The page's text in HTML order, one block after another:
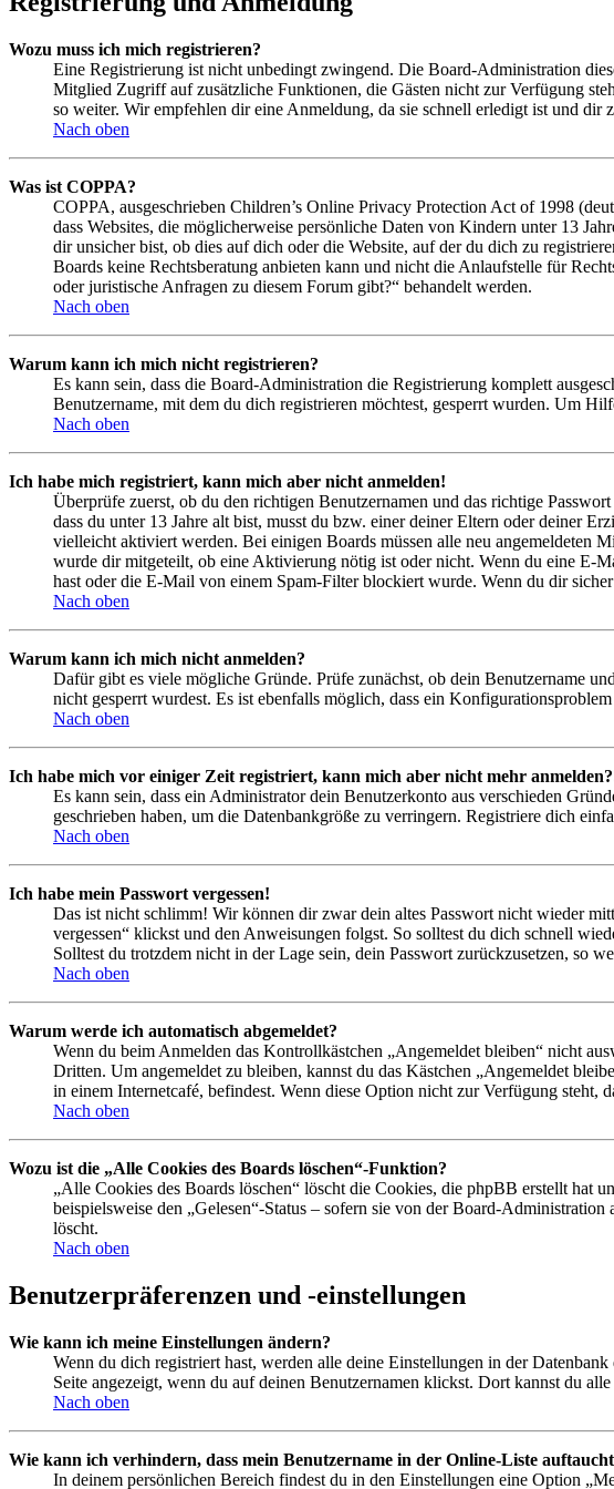
Wozu muss ich mich registrieren?
Eine Registrierung ist nicht unbedingt zwingend. Die Board-Administration
Mitglied Zugriff auf zusätzliche Funktionen, die Gästen nicht zur Verfügung
so weiter. Wir empfehlen dir eine Anmeldung, da sie schnell erledigt ist und dir
Nach oben
Was ist COPPA?
COPPA, ausgeschrieben Children’s Online Privacy Protection Act of 1998
dass Websites, die möglicherweise persönliche Daten von Kindern unter 13
dir unsicher bist, ob dies auf dich oder die Website, auf der du dich zu
Boards keine Rechtsberatung anbieten kann und nicht die Anlaufstelle für
oder juristische Anfragen zu diesem Forum gibt?“ behandelt werden.
Nach oben
Warum kann ich mich nicht registrieren?
Es kann sein, dass die Board-Administration die Registrierung komplett
Benutzername, mit dem du dich registrieren möchtest, gesperrt wurden. Um
Nach oben
Ich habe mich registriert, kann mich aber nicht anmelden!
Überprüfe zuerst, ob du den richtigen Benutzernamen und das richtige
dass du unter 13 Jahre alt bist, musst du bzw. einer deiner Eltern oder deiner
vielleicht aktiviert werden. Bei einigen Boards müssen alle neu angemeldeten
wurde dir mitgeteilt, ob eine Aktivierung nötig ist oder nicht. Wenn du eine E-
hast oder die E-Mail von einem Spam-Filter blockiert wurde. Wenn du dir
Nach oben
Warum kann ich mich nicht anmelden?
Dafür gibt es viele mögliche Gründe. Prüfe zunächst, ob dein Benutzername
nicht gesperrt wurdest. Es ist ebenfalls möglich, dass ein
Nach oben
Ich habe mich vor einiger Zeit registriert, kann mich aber nicht mehr
Es kann sein, dass ein Administrator dein Benutzerkonto aus verschieden
geschrieben haben, um die Datenbankgröße zu verringern. Registriere dich
Nach oben
Ich habe mein Passwort vergessen!
Das ist nicht schlimm! Wir können dir zwar dein altes Passwort nicht wieder
vergessen“ klickst und den Anweisungen folgst. So solltest du dich schnell
Solltest du trotzdem nicht in der Lage sein, dein Passwort zurückzusetzen, so
Nach oben
Warum werde ich automatisch abgemeldet?
Wenn du beim Anmelden das Kontrollkästchen „Angemeldet bleiben“ nicht
Dritten. Um angemeldet zu bleiben, kannst du das Kästchen „Angemeldet
in einem Internetcafé, befindest. Wenn diese Option nicht zur Verfügung
Nach oben
Wozu ist die „Alle Cookies des Boards löschen“-Funktion?
„Alle Cookies des Boards löschen“ löscht die Cookies, die phpBB erstellt hat
beispielsweise den „Gelesen“-Status – sofern sie von der Board-
löscht.
Nach oben
Benutzerpräferenzen und -einstellungen
Wie kann ich meine Einstellungen ändern?
Wenn du dich registriert hast, werden alle deine Einstellungen in der
Seite angezeigt, wenn du auf deinen Benutzernamen klickst. Dort kannst du
Nach oben
Wie kann ich verhindern, dass mein Benutzername in der Online-Liste
In deinem persönlichen Bereich findest du in den Einstellungen eine Option